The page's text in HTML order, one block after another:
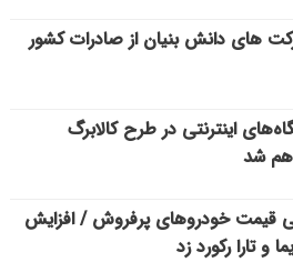
های دانش بنیان از صادرات کشور
اینترنتی در طرح کالابرگ
شد
قیمت خودروهای پرفروش / افزایش
و تارا رکورد زد